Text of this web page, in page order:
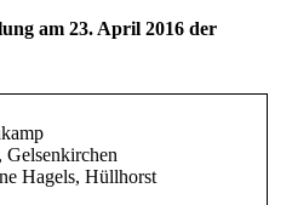
am 23. April 2016 der
Gelsenkirchen
Hagels, Hüllhorst